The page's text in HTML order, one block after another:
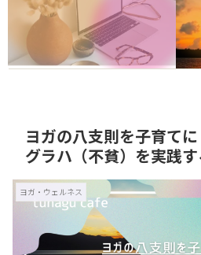
ヨガの八支則を子育て
グラハ（不貧）を実践
ヨガ・ウェルネス